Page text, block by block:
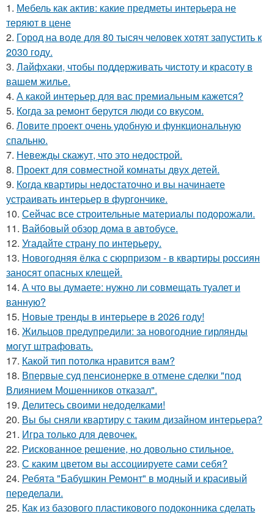
1. Мебель как актив: какие предметы интерьера не
теряют в цене
2. Город на воде для 80 тысяч человек хотят запустить к
2030 году.
3. Лайфхаки, чтобы поддерживать чистоту и красоту в
вашем жилье.
4. А какой интерьер для вас премиальным кажется?
5. Когда за ремонт берутся люди со вкусом.
6. Ловите проект очень удобную и функциональную
спальню.
7. Невежды скажут, что это недострой.
8. Проект для совместной комнаты двух детей.
9. Когда квартиры недостаточно и вы начинаете
устраивать интерьер в фургончике.
10. Сейчас все строительные материалы подорожали.
11. Вайбовый обзор дома в автобусе.
12. Угадайте страну по интерьеру.
13. Новогодняя ёлка с сюрпризом - в квартиры россиян
заносят опасных клещей.
14. А что вы думаете: нужно ли совмещать туалет и
ванную?
15. Новые тренды в интерьере в 2026 году!
16. Жильцов предупредили: за новогодние гирлянды
могут штрафовать.
17. Какой тип потолка нравится вам?
18. Впервые суд пенсионерке в отмене сделки "под
Влиянием Мошенников отказал".
19. Делитесь своими недоделками!
20. Вы бы сняли квартиру с таким дизайном интерьера?
21. Игра только для девочек.
22. Рискованное решение, но довольно стильное.
23. С каким цветом вы ассоциируете сами себя?
24. Ребята "Бабушкин Ремонт" в модный и красивый
переделали.
25. Как из базового пластикового подоконника сделать